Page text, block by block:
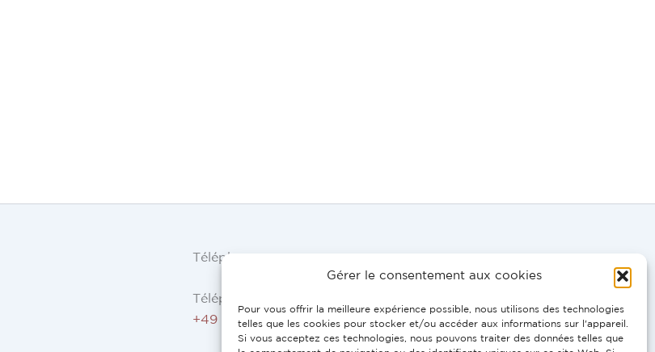
Gérer le consentement aux cookies
Pour vous offrir la meilleure expérience possible, nous utilisons des technologies
telles que les cookies pour stocker et/ou accéder aux informations sur l'appareil.
Si vous acceptez ces technologies, nous pouvons traiter des données telles que
Téléphone
Téléphone AT, DE, EN:
+49 9503 5044 0695